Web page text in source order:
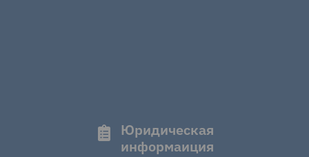
Юридическая
информаиция